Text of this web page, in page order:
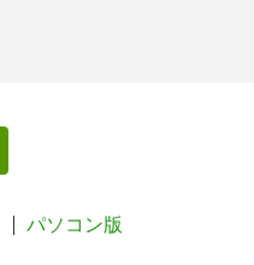
パソコン版